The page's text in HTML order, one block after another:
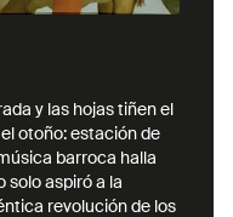
embargo,
en el ámbito de
nueva creación ha
artista. A sus 16
Suite del
de María
y las hojas tiñen el
otoño: estación de
barroca halla
solo aspiró a la
revolución de los